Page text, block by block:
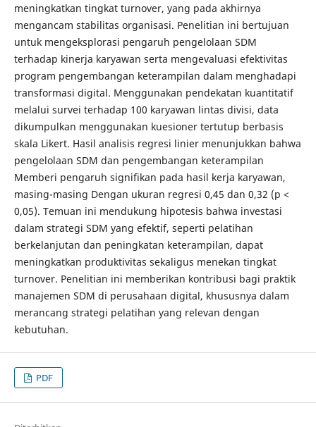
meningkatkan tingkat turnover, yang pada akhirnya
mengancam stabilitas organisasi. Penelitian ini bertujuan
untuk mengeksplorasi pengaruh pengelolaan SDM
terhadap kinerja karyawan serta mengevaluasi efektivitas
program pengembangan keterampilan dalam menghadapi
transformasi digital. Menggunakan pendekatan kuantitatif
melalui survei terhadap 100 karyawan lintas divisi, data
dikumpulkan menggunakan kuesioner tertutup berbasis
skala Likert. Hasil analisis regresi linier menunjukkan bahwa
pengelolaan SDM dan pengembangan keterampilan
Memberi pengaruh signifikan pada hasil kerja karyawan,
masing-masing Dengan ukuran regresi 0,45 dan 0,32 (p <
0,05). Temuan ini mendukung hipotesis bahwa investasi
dalam strategi SDM yang efektif, seperti pelatihan
berkelanjutan dan peningkatan keterampilan, dapat
meningkatkan produktivitas sekaligus menekan tingkat
turnover. Penelitian ini memberikan kontribusi bagi praktik
manajemen SDM di perusahaan digital, khususnya dalam
merancang strategi pelatihan yang relevan dengan
kebutuhan.
PDF